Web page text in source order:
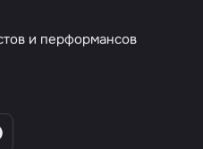
и перформансов